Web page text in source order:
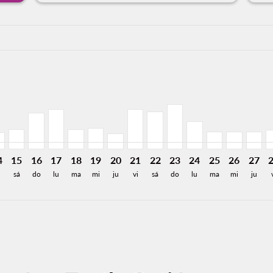
15
sá
16
do
17
lu
18
ma
19
mi
20
ju
21
vi
22
sá
CUN–TGZ, 23/08/
23
do
CUN–TGZ, 24/08/
24
lu
CUN–TGZ,
25
ma
26
mi
27
ju